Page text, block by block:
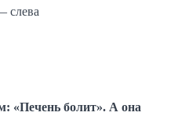
слева
«Печень болит». А она